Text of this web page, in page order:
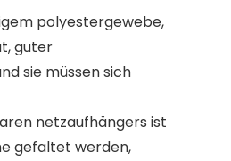
polyestergewebe,
guter
sie müssen sich
netzaufhängers ist
gefaltet werden,